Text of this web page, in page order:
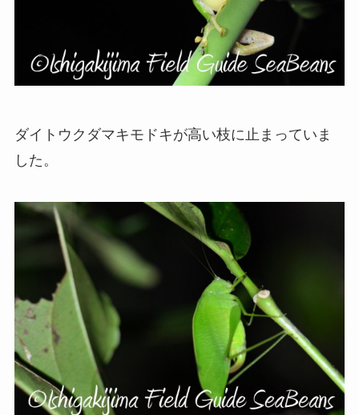
ダイトウクダマキモドキが高い枝に止まっていま
した。